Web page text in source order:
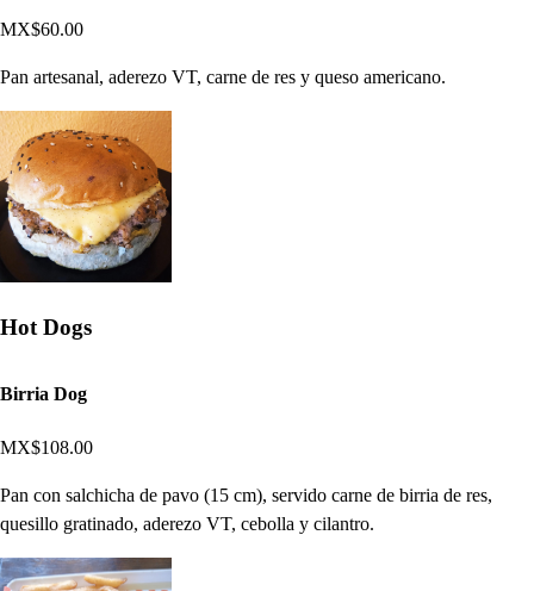
MX$60.00
Pan artesanal, aderezo VT, carne de res y queso americano.
Hot Dogs
Birria Dog
MX$108.00
Pan con salchicha de pavo (15 cm), servido carne de birria de res,
quesillo gratinado, aderezo VT, cebolla y cilantro.